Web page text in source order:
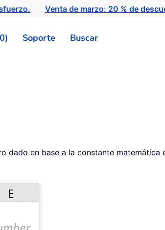
Venta de marzo: 20 % de
Soporte Buscar
dado en base a la constante matemática